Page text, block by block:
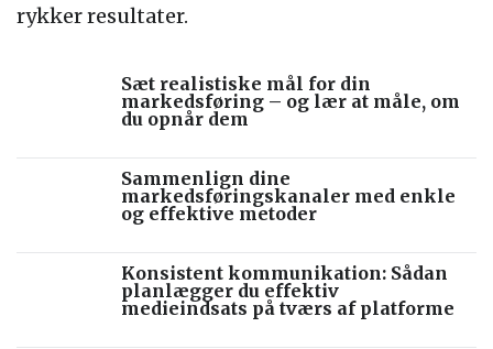
rykker resultater.
Sæt realistiske mål for din
markedsføring – og lær at måle, om
du opnår dem
Sammenlign dine
markedsføringskanaler med enkle
og effektive metoder
Konsistent kommunikation: Sådan
planlægger du effektiv
medieindsats på tværs af platforme